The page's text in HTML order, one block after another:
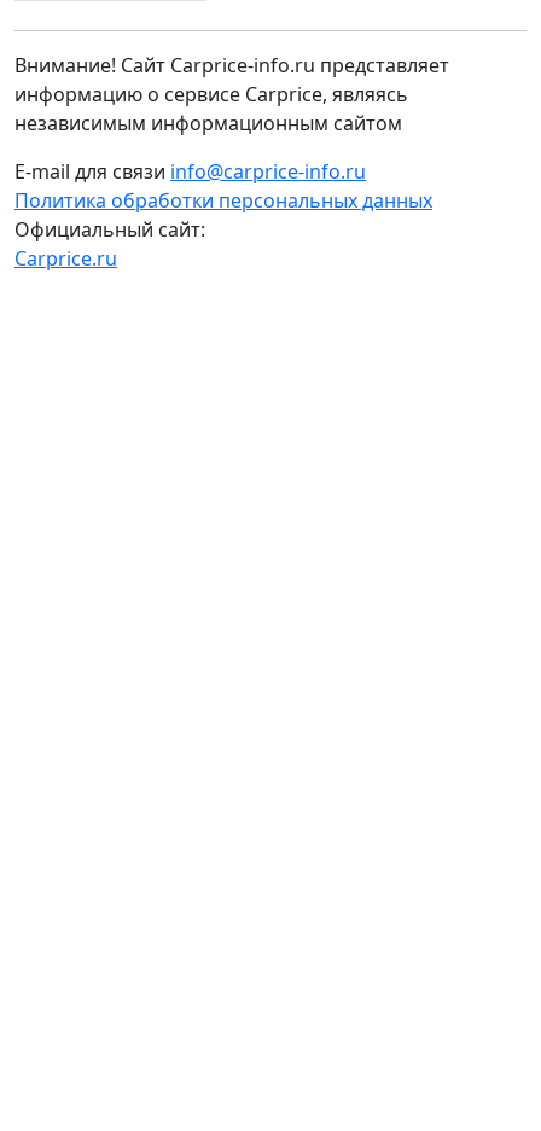
Внимание! Сайт Carprice-info.ru представляет
информацию о сервисе Carprice, являясь
независимым информационным сайтом
E-mail для связи info@carprice-info.ru
Политика обработки персональных данных
Официальный сайт:
Carprice.ru